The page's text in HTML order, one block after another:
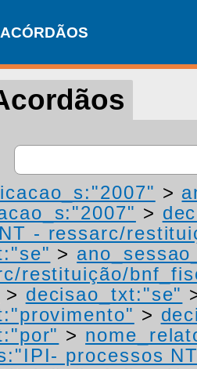
ACÓRDÃOS
>
>
- ressarc/
>
restituição/
> decisao_txt:"se"
>
>
processos